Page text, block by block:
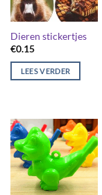
Dieren stickertjes
€0.15
LEES VERDER